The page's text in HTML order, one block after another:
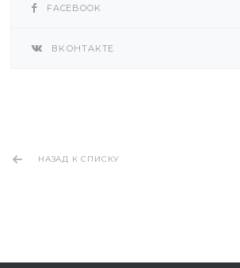
FACEBOOK
ВКОНТАКТЕ
НАЗАД К СПИСКУ